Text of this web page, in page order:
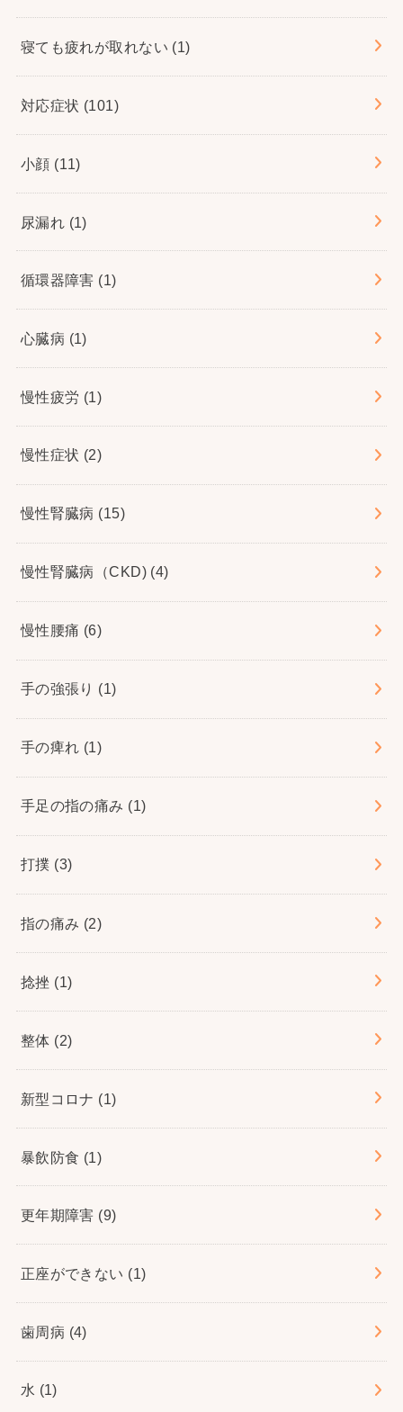
寝ても疲れが取れない (1)
対応症状 (101)
小顔 (11)
尿漏れ (1)
循環器障害 (1)
心臓病 (1)
慢性疲労 (1)
慢性症状 (2)
慢性腎臓病 (15)
慢性腎臓病（CKD) (4)
慢性腰痛 (6)
手の強張り (1)
手の痺れ (1)
手足の指の痛み (1)
打撲 (3)
指の痛み (2)
捻挫 (1)
整体 (2)
新型コロナ (1)
暴飲防食 (1)
更年期障害 (9)
正座ができない (1)
歯周病 (4)
水 (1)